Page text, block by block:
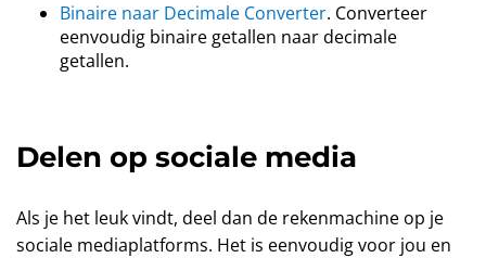
Binaire naar Decimale Converter. Converteer
eenvoudig binaire getallen naar decimale
getallen.
Delen op sociale media
Als je het leuk vindt, deel dan de rekenmachine op je
sociale mediaplatforms. Het is eenvoudig voor jou en